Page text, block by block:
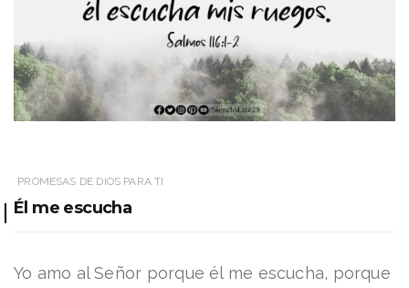
PROMESAS DE DIOS PARA TI
Él me escucha
Yo amo al Señor porque él me escucha, porque